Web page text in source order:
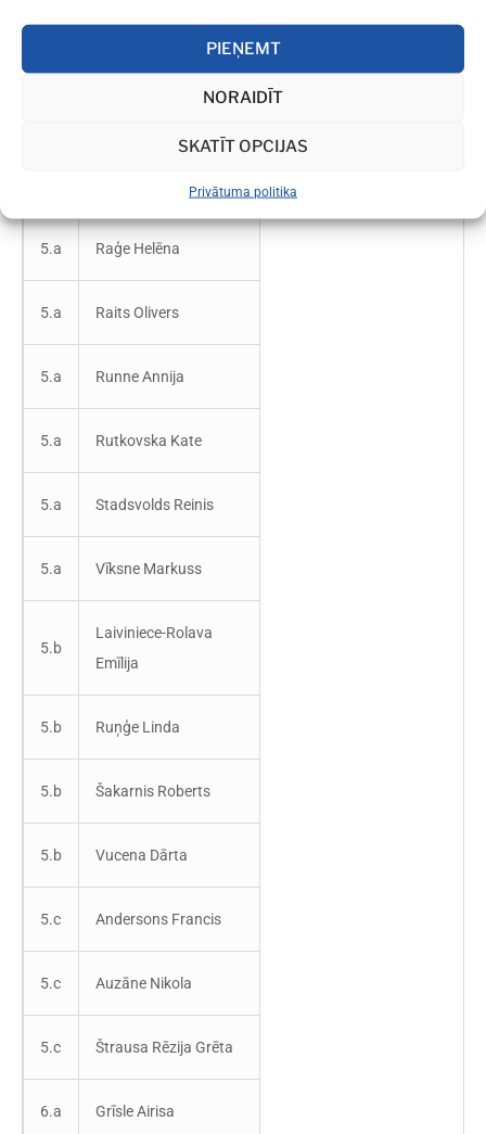
PIEŅEMT
NORAIDĪT
SKATĪT OPCIJAS
Privātuma politika
Magazeina Paula
5.a Raģe Helēna
5.a Raits Olivers
5.a Runne Annija
5.a Rutkovska Kate
5.a Stadsvolds Reinis
5.a Vīksne Markuss
5.b
Laiviniece-Rolava
Emīlija
5.b Ruņģe Linda
5.b Šakarnis Roberts
5.b Vucena Dārta
5.c Andersons Francis
5.c Auzāne Nikola
5.c Štrausa Rēzija Grēta
6.a Grīsle Airisa